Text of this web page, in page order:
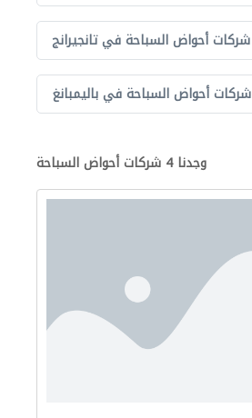
شركات أحواض السباحة في تانجيرانج
شركات أحواض السباحة في باليمبانغ
وجدنا 4 شركات أحواض السباحة